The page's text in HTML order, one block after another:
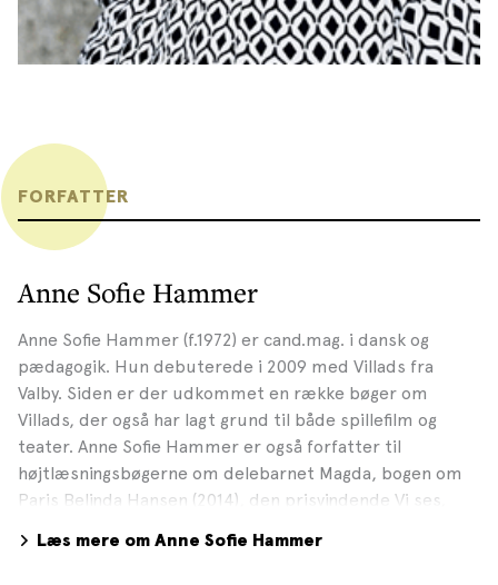
FORFATTER
Anne Sofie Hammer
Anne Sofie Hammer (f.1972) er cand.mag. i dansk og
pædagogik. Hun debuterede i 2009 med Villads fra
Valby. Siden er der udkommet en række bøger om
Villads, der også har lagt grund til både spillefilm og
teater. Anne Sofie Hammer er også forfatter til
højtlæsningsbøgerne om delebarnet Magda, bogen om
Paris Belinda Hansen (2014), den prisvindende Vi ses,
har haft stor succes med den sjove serie om Mig & Mille,
Læs mere om Anne Sofie Hammer